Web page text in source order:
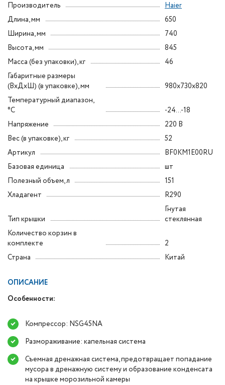
Производитель
Haier
Длина, мм
650
Ширина, мм
740
Высота, мм
845
Масса (без упаковки), кг
46
Габаритные размеры
(ВxДxШ) (в упаковке), мм
980х730х820
Температурный диапазон,
°C
-24...-18
Напряжение
220 В
Вес (в упаковке), кг
52
Артикул
BF0KM1E00RU
Базовая единица
шт
Полезный объем, л
151
Хладагент
R290
Тип крышки
Гнутая
стеклянная
Количество корзин в
комплекте
2
Страна
Китай
ОПИСАНИЕ
Особенности:
Компрессор: NSG45NA
Размораживание: капельная система
Съемная дренажная система, предотвращает попадание
мусора в дренажную систему и образование конденсата
на крышке морозильной камеры